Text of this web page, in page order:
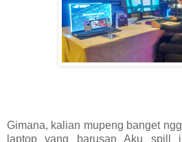
Gimana, kalian mupeng banget
laptop yang barusan Aku spill